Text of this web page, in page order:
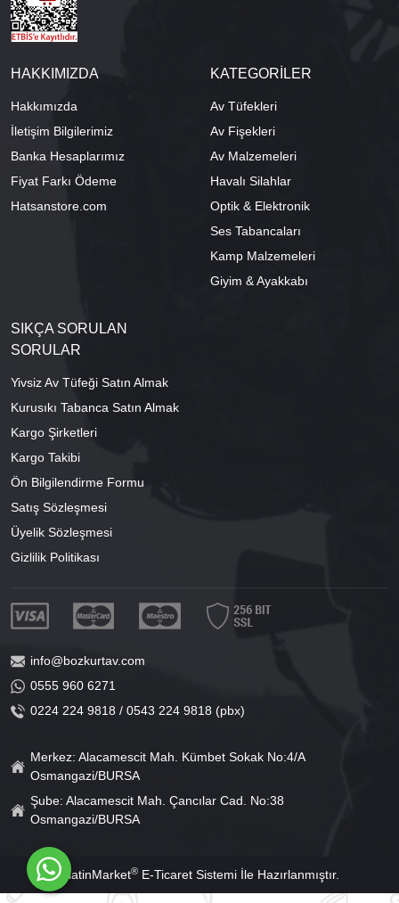
HAKKIMIZDA
Hakkımızda
İletişim Bilgilerimiz
Banka Hesaplarımız
Fiyat Farkı Ödeme
Hatsanstore.com
KATEGORİLER
Av Tüfekleri
Av Fişekleri
Av Malzemeleri
Havalı Silahlar
Optik & Elektronik
Ses Tabancaları
Kamp Malzemeleri
Giyim & Ayakkabı
SIKÇA SORULAN
SORULAR
Yivsiz Av Tüfeği Satın Almak
Kurusıkı Tabanca Satın Almak
Kargo Şirketleri
Kargo Takibi
Ön Bilgilendirme Formu
Satış Sözleşmesi
Üyelik Sözleşmesi
Gizlilik Politikası
info@bozkurtav.com
0555 960 6271
0224 224 9818 / 0543 224 9818 (pbx)
Merkez: Alacamescit Mah. Kümbet Sokak No:4/A
Osmangazi/BURSA
Şube: Alacamescit Mah. Çancılar Cad. No:38
Osmangazi/BURSA
PlatinMarket®E-Ticaret Sistemiİle Hazırlanmıştır.